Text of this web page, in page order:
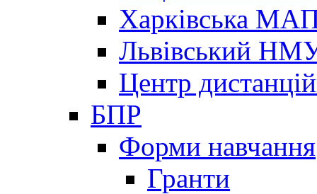
Харківська
Львівський
Центр
БПР
Форми навчання
Гранти